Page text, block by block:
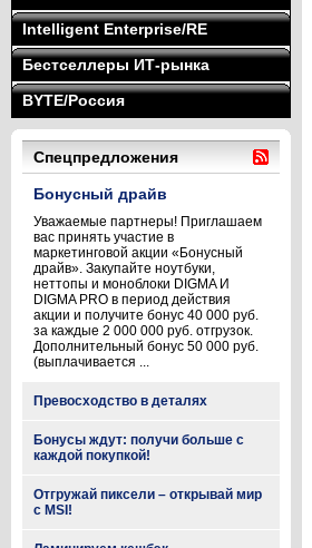
Intelligent Enterprise/RE
Бестселлеры ИТ-рынка
BYTE/Россия
Спецпредложения
Бонусный драйв
Уважаемые партнеры! Приглашаем
вас принять участие в
маркетинговой акции «Бонусный
драйв». Закупайте ноутбуки,
неттопы и моноблоки DIGMA И
DIGMA PRO в период действия
акции и получите бонус 40 000 руб.
за каждые 2 000 000 руб. отгрузок.
Дополнительный бонус 50 000 руб.
(выплачивается ...
Превосходство в деталях
Бонусы ждут: получи больше с
каждой покупкой!
Отгружай пиксели – открывай мир
с MSI!